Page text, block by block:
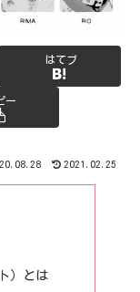
はてブ
ー
2021.02.25
）とは